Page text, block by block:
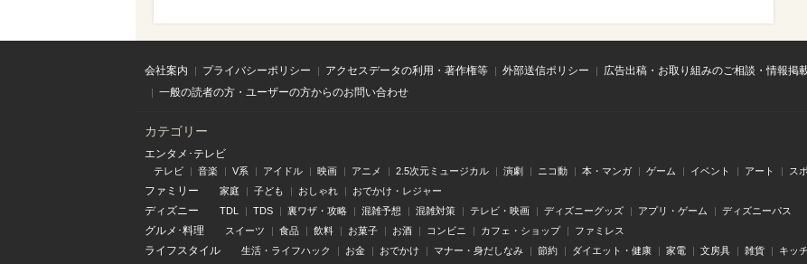
会社案内 プライバシーポリシー アクセスデータの利用・著作権等 外部送信ポリシー
広告出稿・お取り組みのご相談・情報掲
一般の読者の方・ユーザーの方からのお問い合わせ
カテゴリー
エンタメ･テレビ
テレビ 音楽 V系 アイドル 映画 アニメ 2.5次元ミュージカル 演劇 ニコ動 本・マンガ ゲーム イベント アート ス
ファミリー 家庭 子ども おしゃれ おでかけ・レジャー
ディズニー TDL TDS 裏ワザ・攻略 混雑予想 混雑対策 テレビ・映画 ディズニーグッズ アプリ・ゲーム ディズニーパス
グルメ･料理 スイーツ 食品 飲料 お菓子 お酒 コンビニ カフェ・ショップ ファミレス
ライフスタイル 生活・ライフハック お金 おでかけ マナー・身だしなみ 節約 ダイエット・健康 家電 文房具 雑貨 キッ